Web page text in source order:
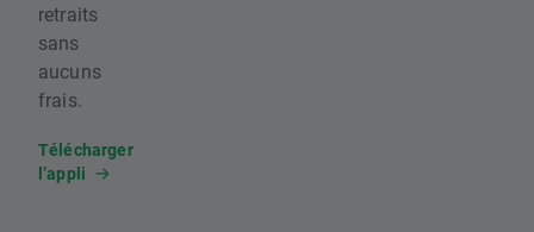
retraits
sans
aucuns
frais.
Télécharger
l’appli